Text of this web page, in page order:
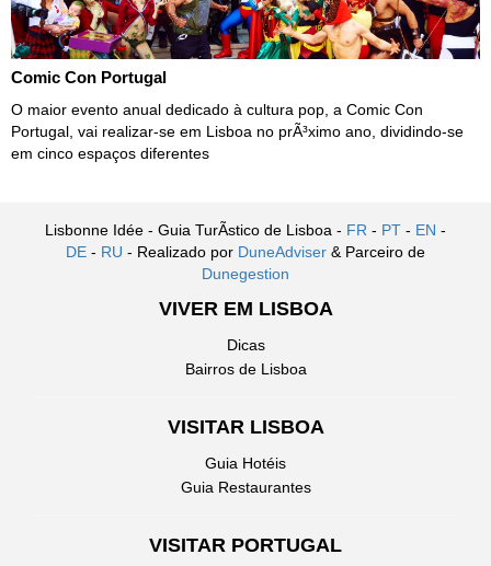
Comic Con Portugal
O maior evento anual dedicado à cultura pop, a Comic Con
Portugal, vai realizar-se em Lisboa no prÃ³ximo ano, dividindo-se
em cinco espaços diferentes
Lisbonne Idée - Guia TurÃ­stico de Lisboa - FR - PT - EN -
DE - RU - Realizado por DuneAdviser & Parceiro de
Dunegestion
VIVER EM LISBOA
Dicas
Bairros de Lisboa
VISITAR LISBOA
Guia Hotéis
Guia Restaurantes
VISITAR PORTUGAL